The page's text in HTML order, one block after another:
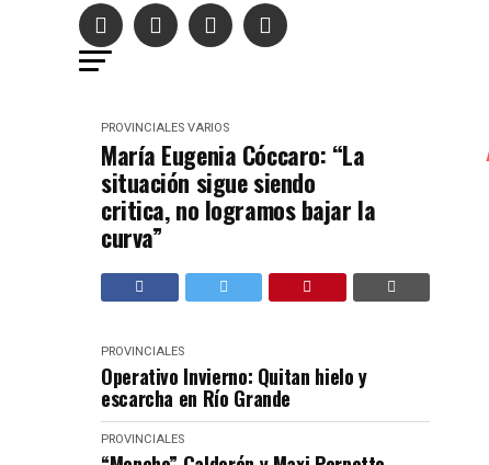
PROVINCIALES VARIOS
María Eugenia Cóccaro: “La
situación sigue siendo
critica, no logramos bajar la
curva”
PROVINCIALES
Operativo Invierno: Quitan hielo y
escarcha en Río Grande
PROVINCIALES